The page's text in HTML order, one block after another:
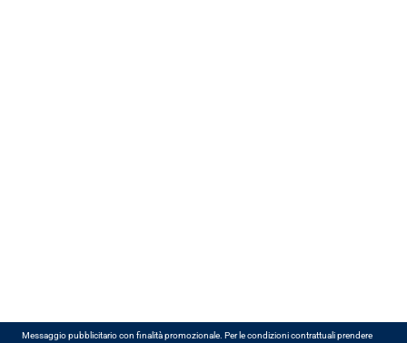
Messaggio pubblicitario con finalità promozionale. Per le condizioni contrattuali prendere